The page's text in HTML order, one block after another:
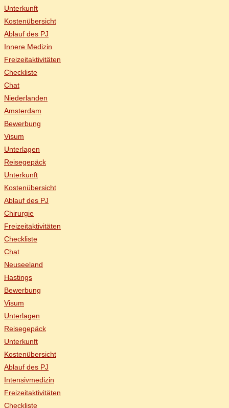
Un­ter­kunft
Kos­ten­über­sicht
Ab­lauf des PJ
In­ne­re Medizin
Frei­zeit­ak­ti­vi­tä­ten
Check­lis­te
Chat
Nie­der­lan­den
Ams­ter­dam
Be­wer­bung
Vi­sum
Un­ter­la­gen
Rei­se­ge­päck
Un­ter­kunft
Kos­ten­über­sicht
Ab­lauf des PJ
Chir­ur­gie
Frei­zeit­ak­ti­vi­tä­ten
Check­lis­te
Chat
Neu­see­land
Has­tings
Be­wer­bung
Vi­sum
Un­ter­la­gen
Rei­se­ge­päck
Un­ter­kunft
Kos­ten­über­sicht
Ab­lauf des PJ
In­ten­siv­me­di­zin
Frei­zeit­ak­ti­vi­tä­ten
Check­lis­te